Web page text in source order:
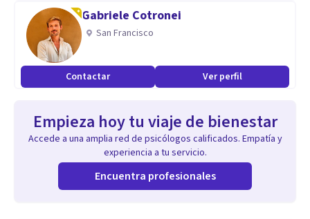
Gabriele Cotronei
San Francisco
Contactar Ver perfil
Empieza hoy tu viaje de bienestar
Accede a una amplia red de psicólogos calificados. Empatía y
experiencia a tu servicio.
Encuentra profesionales